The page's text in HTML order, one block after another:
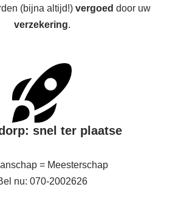
(bijna altijd!) vergoed door uw
verzekering.
snel ter plaatse
= Meesterschap
nu: 070-2002626